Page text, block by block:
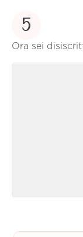
5
Ora sei